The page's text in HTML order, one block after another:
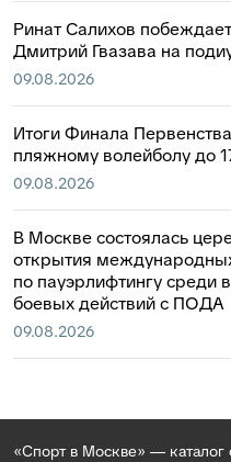
Ринат Салихов
Дмитрий Гвазава на
09.08.2026
Итоги Финала
пляжному волейболу до
09.08.2026
В Москве состоялась
открытия
по пауэрлифтингу среди
боевых действий с ПОДА
09.08.2026
«Спорт в Москве» —